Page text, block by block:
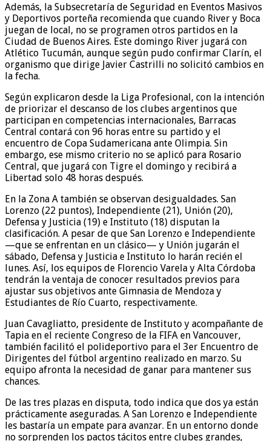
Además, la Subsecretaría de Seguridad en Eventos Masivos
y Deportivos porteña recomienda que cuando River y Boca
juegan de local, no se programen otros partidos en la
Ciudad de Buenos Aires. Este domingo River jugará con
Atlético Tucumán, aunque según pudo confirmar Clarín, el
organismo que dirige Javier Castrilli no solicitó cambios en
la fecha.
Según explicaron desde la Liga Profesional, con la intención
de priorizar el descanso de los clubes argentinos que
participan en competencias internacionales, Barracas
Central contará con 96 horas entre su partido y el
encuentro de Copa Sudamericana ante Olimpia. Sin
embargo, ese mismo criterio no se aplicó para Rosario
Central, que jugará con Tigre el domingo y recibirá a
Libertad solo 48 horas después.
En la Zona A también se observan desigualdades. San
Lorenzo (22 puntos), Independiente (21), Unión (20),
Defensa y Justicia (19) e Instituto (18) disputan la
clasificación. A pesar de que San Lorenzo e Independiente
—que se enfrentan en un clásico— y Unión jugarán el
sábado, Defensa y Justicia e Instituto lo harán recién el
lunes. Así, los equipos de Florencio Varela y Alta Córdoba
tendrán la ventaja de conocer resultados previos para
ajustar sus objetivos ante Gimnasia de Mendoza y
Estudiantes de Río Cuarto, respectivamente.
Juan Cavagliatto, presidente de Instituto y acompañante de
Tapia en el reciente Congreso de la FIFA en Vancouver,
también facilitó el polideportivo para el 3er Encuentro de
Dirigentes del fútbol argentino realizado en marzo. Su
equipo afronta la necesidad de ganar para mantener sus
chances.
De las tres plazas en disputa, todo indica que dos ya están
prácticamente aseguradas. A San Lorenzo e Independiente
les bastaría un empate para avanzar. En un entorno donde
no sorprenden los pactos tácitos entre clubes grandes,